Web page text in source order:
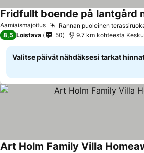
Aamiaismajoitus Rannan puoleinen
Katso hinnat
8,5 Loistava 50 9.7 km kohteesta
Valitse päivät nähdäksesi tarkat
Art Holm Family Villa